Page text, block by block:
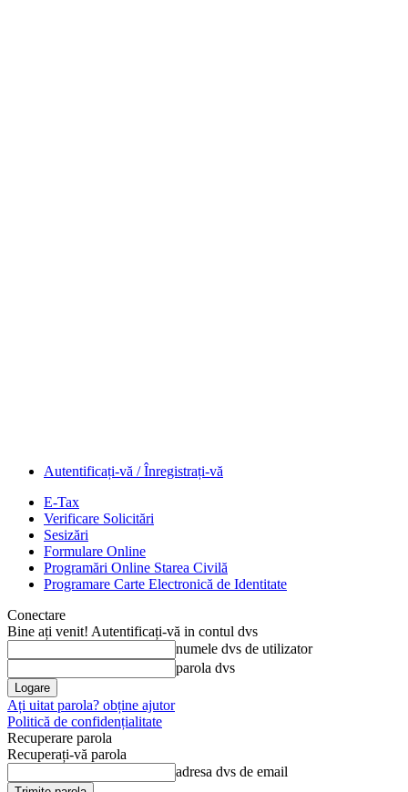
Autentificați-vă / Înregistrați-vă
E-Tax
Verificare Solicitări
Sesizări
Formulare Online
Programări Online Starea Civilă
Programare Carte Electronică de Identitate
Conectare
Bine ați venit! Autentificați-vă in contul dvs
numele dvs de utilizator
parola dvs
Ați uitat parola? obține ajutor
Politică de confidențialitate
Recuperare parola
Recuperați-vă parola
adresa dvs de email